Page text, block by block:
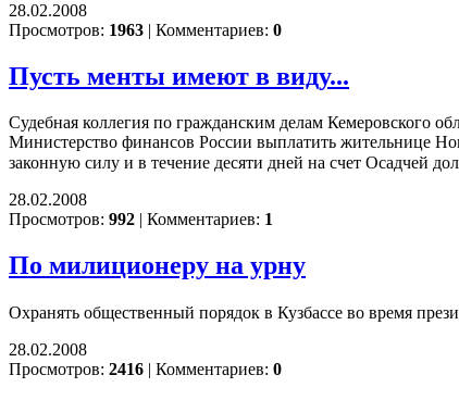
28.02.2008
Просмотров: 1963 | Комментариев: 0
Пусть менты имеют в виду...
Судебная коллегия по гражданским делам Кемеровского
Министерство финансов России выплатить жительнице
законную силу и в течение десяти дней на счет Осадчей
28.02.2008
Просмотров: 992 | Комментариев: 1
По милиционеру на урну
Охранять общественный порядок в Кузбассе во время
28.02.2008
Просмотров: 2416 | Комментариев: 0